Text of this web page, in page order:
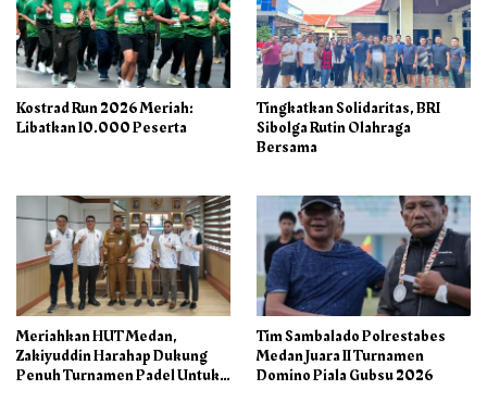
Kostrad Run 2026 Meriah:
Libatkan 10.000 Peserta
Tingkatkan Solidaritas, BRI
Sibolga Rutin Olahraga
Bersama
Meriahkan HUT Medan,
Zakiyuddin Harahap Dukung
Penuh Turnamen Padel Untuk
Tim Sambalado Polrestabes
Medan Juara II Turnamen
Domino Piala Gubsu 2026